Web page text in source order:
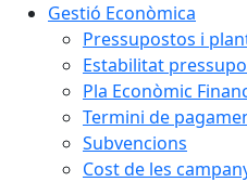
Gestió Econòmica
Pressupostos i
Estabilitat
Pla Econòmic
Termini de
Subvencions
Cost de les